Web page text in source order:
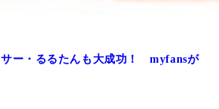
サー・るるたんも大成功！ myfansが